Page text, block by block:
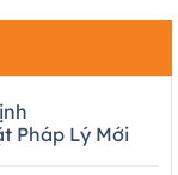
Pháp Lý Mới